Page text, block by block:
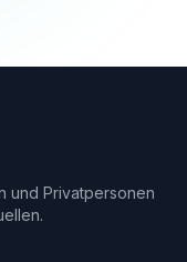
und Privatpersonen